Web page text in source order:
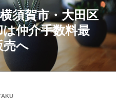
須賀市・大田区
仲介手数料最
売へ